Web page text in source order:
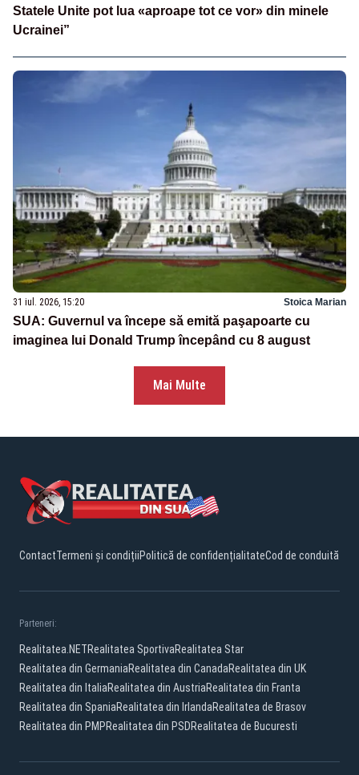
Statele Unite pot lua «aproape tot ce vor» din minele
Ucrainei”
31 iul. 2026, 15:20 Stoica Marian
SUA: Guvernul va începe să emită paşapoarte cu
imaginea lui Donald Trump începând cu 8 august
Mai Multe
ContactTermeni și condițiiPolitică de confidențialitateCod de conduită
Parteneri:
Realitatea.NETRealitatea SportivaRealitatea Star
Realitatea din GermaniaRealitatea din CanadaRealitatea din UK
Realitatea din ItaliaRealitatea din AustriaRealitatea din Franta
Realitatea din SpaniaRealitatea din IrlandaRealitatea de Brasov
Realitatea din PMPRealitatea din PSDRealitatea de Bucuresti